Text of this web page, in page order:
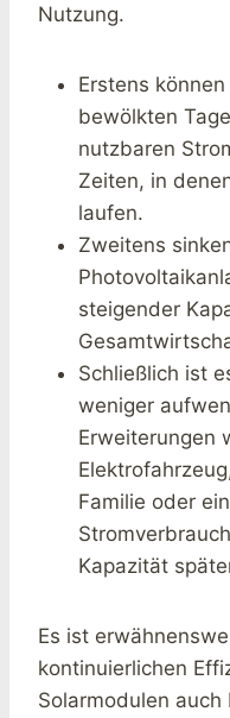
Nutzung.
Erstens
bewölkten
nutzbaren
Zeiten, in
laufen.
Zweitens
steigender
Schließlich ist
weniger
Erweiterungen
Familie oder
Kapazität
Es ist
kontinuierlichen
Solarmodulen